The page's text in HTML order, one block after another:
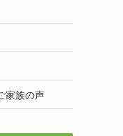
家族の声